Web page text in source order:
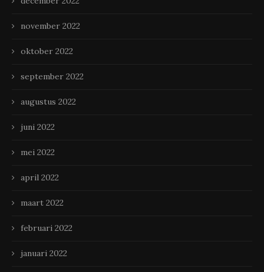
november 2022
oktober 2022
september 2022
augustus 2022
juni 2022
mei 2022
april 2022
maart 2022
februari 2022
januari 2022